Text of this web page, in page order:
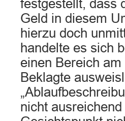
festgestellt, dass
Geld in diesem
hierzu doch
handelte es sich
einen Bereich
Beklagte
nicht